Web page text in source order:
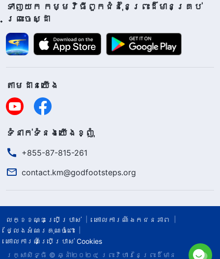
ទាញយក កម្មវិធីពួកជំនុំនៃព្រះដ៏មានគ្រប់
ព្រះចេស្ដា
តាម​ដាន​យើង​
ទំនាក់​ទំនង​យើង​ខ្ញុំ
+855-87-815-261
contact.km@godfootsteps.org
លក្ខខណ្ឌ​ប្រើប្រាស់​
គោលការណ៍ឯកជនភាព
ថ្លែងអំណរគុណចំពោះ
គោលការណ៍ប្រើប្រាស់ Cookies
រក្សាសិទ្ធិ © ឆ្នាំ២០២៤ ព្រះ​វិហារនៃព្រះដ៏មាន